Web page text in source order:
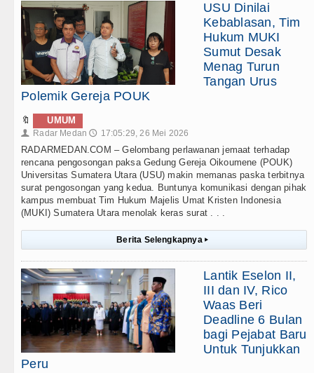
USU Dinilai
Kebablasan, Tim
Hukum MUKI
Sumut Desak
Menag Turun
Tangan Urus
Polemik Gereja POUK
🔖 UMUM
👤 Radar Medan 🕔 17:05:29, 26 Mei 2026
RADARMEDAN.COM – Gelombang perlawanan jemaat terhadap
rencana pengosongan paksa Gedung Gereja Oikoumene (POUK)
Universitas Sumatera Utara (USU) makin memanas paska terbitnya
surat pengosongan yang kedua. Buntunya komunikasi dengan pihak
kampus membuat Tim Hukum Majelis Umat Kristen Indonesia
(MUKI) Sumatera Utara menolak keras surat . . .
Berita Selengkapnya ▸
Lantik Eselon II,
III dan IV, Rico
Waas Beri
Deadline 6 Bulan
bagi Pejabat Baru
Untuk Tunjukkan
Peru